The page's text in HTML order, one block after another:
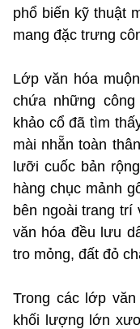
phổ biến kỹ thuật
mang đặc trưng
Lớp văn hóa
chứa những
khảo cổ đã tìm
mài nhẵn toàn
lưỡi cuốc bản
hàng chục mảnh
bên ngoài trang trí
văn hóa đều lưu
tro mỏng, đất đỏ
Trong các lớp
khối lượng lớn